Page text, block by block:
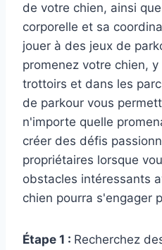
de votre chien, ainsi
corporelle et sa
jouer à des jeux de
promenez votre chien,
trottoirs et dans les
de parkour vous
n'importe quelle
créer des défis
propriétaires lorsque
obstacles intéressants
chien pourra s'engager
Étape 1 : Recherchez